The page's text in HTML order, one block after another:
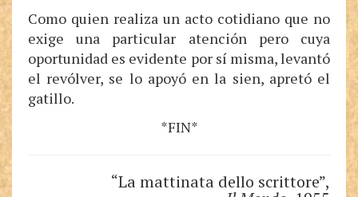
Como quien realiza un acto cotidiano que no
exige una particular atención pero cuya
oportunidad es evidente por sí misma, levantó
el revólver, se lo apoyó en la sien, apretó el
gatillo.
*FIN*
“La mattinata dello scrittore”,